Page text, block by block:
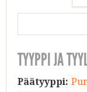
TYYPPI JA
Päätyyppi: